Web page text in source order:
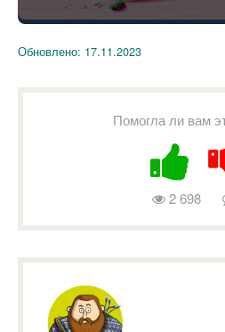
Обновлено: 17.11.2023
Помогла ли вам
2 698